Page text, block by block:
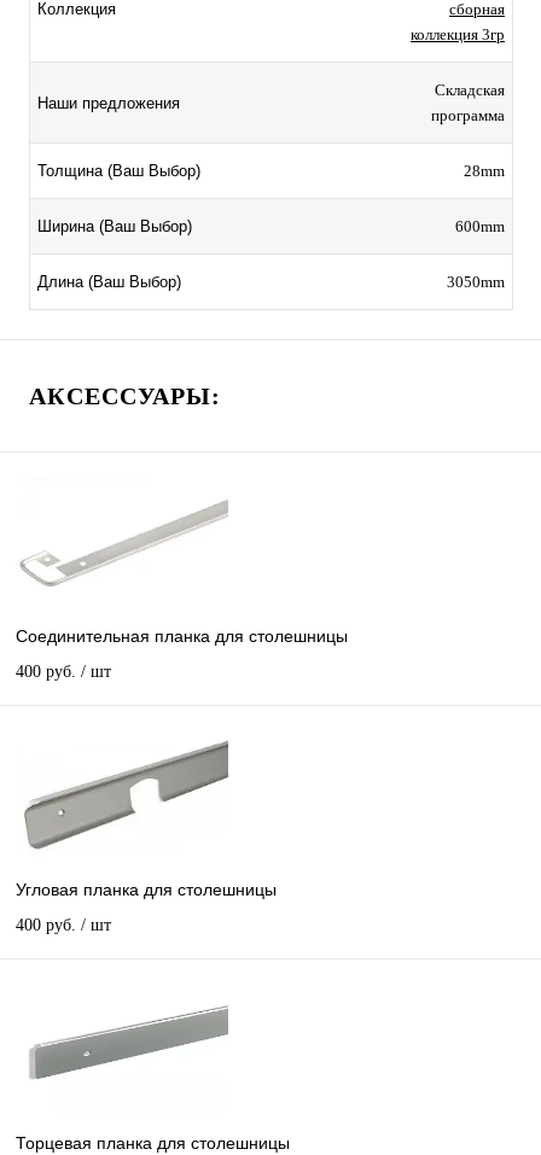
Коллекция
сборная
коллекция 3гр
Наши предложения
Складская
программа
Толщина (Ваш Выбор) 28mm
Ширина (Ваш Выбор) 600mm
Длина (Ваш Выбор) 3050mm
АКСЕССУАРЫ:
Соединительная планка для столешницы
400 руб. / шт
Угловая планка для столешницы
400 руб. / шт
Торцевая планка для столешницы